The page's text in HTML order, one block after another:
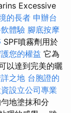
Excessive
的長者 申辦台
體驗 腳底按摩
SPF噴霧劑用於
您的權益 它為
以達到完美的曬
之地 台胞證的
設立公司專業
地塗抹和分